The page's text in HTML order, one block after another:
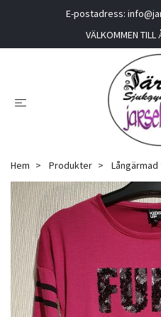
E-postadress:
VÄLKOMMEN TILL
Hem Produkter Långärmad